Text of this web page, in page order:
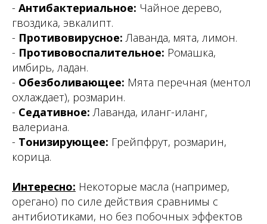
- Антибактериальное: Чайное дерево,
гвоздика, эвкалипт.
- Противовирусное: Лаванда, мята, лимон.
- Противовоспалительное: Ромашка,
имбирь, ладан.
- Обезболивающее: Мята перечная (ментол
охлаждает), розмарин.
- Седативное: Лаванда, иланг-иланг,
валериана.
- Тонизирующее: Грейпфрут, розмарин,
корица.
Интересно: Некоторые масла (например,
орегано) по силе действия сравнимы с
антибиотиками, но без побочных эффектов